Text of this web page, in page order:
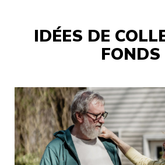
IDÉES DE
FONDS